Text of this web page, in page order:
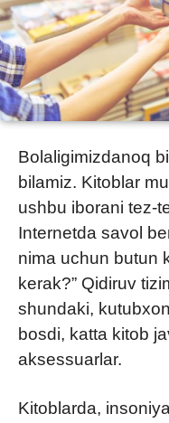
Bolaligimizdanoq
bilamiz. Kitoblar
ushbu iborani tez-
Internetda savol
nima uchun butun
kerak?” Qidiruv
shundaki,
bosdi, katta kitob
aksessuarlar.
Kitoblarda,